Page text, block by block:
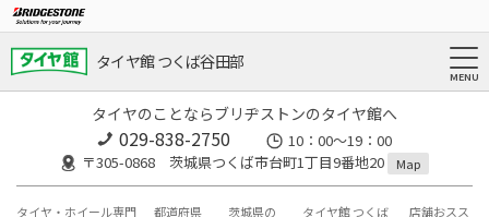
タイヤ館 つくば谷田部
タイヤのことならブリヂストンのタイヤ館へ
029-838-2750
10：00～19：00
〒305-0868 茨城県つくば市台町1丁目9番地20
Map
タイヤ・ホイール専門
都道府県
茨城県の
タイヤ館 つくば
店舗おスス